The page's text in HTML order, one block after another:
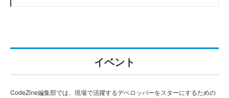
イベント
CodeZine編集部では、現場で活躍するデベロッパーをスターにするための